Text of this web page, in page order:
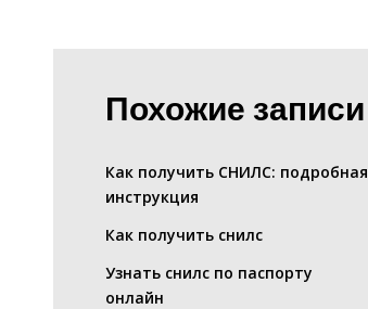
Похожие записи
Как получить СНИЛС: подробная
инструкция
Как получить снилс
Узнать снилс по паспорту
онлайн